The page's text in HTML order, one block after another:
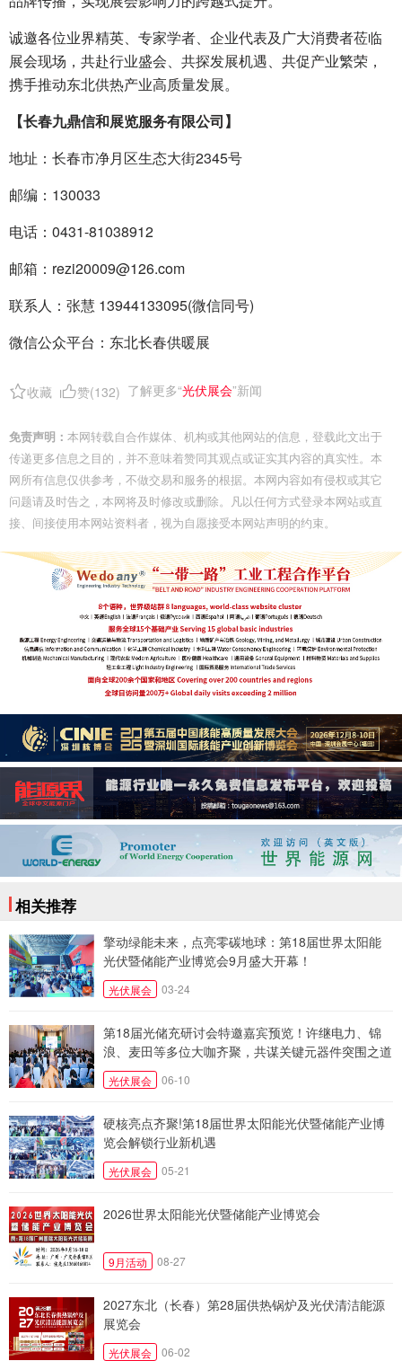
诚邀各位业界精英、专家学者、企业代表及广大消费者莅临
展会现场，共赴行业盛会、共探发展机遇、共促产业繁荣，
携手推动东北供热产业高质量发展。
【长春九鼎信和展览服务有限公司】
地址：长春市净月区生态大街2345号
邮编：130033
电话：0431-81038912
邮箱：rezi20009@126.com
联系人：张慧 13944133095(微信同号)
微信公众平台：东北长春供暖展
收藏 赞(132) 了解更多“光伏展会”新闻
免责声明： 本网转载自合作媒体、机构或其他网站的信息，登载此文出于
传递更多信息之目的，并不意味着赞同其观点或证实其内容的真实性。本
网所有信息仅供参考，不做交易和服务的根据。本网内容如有侵权或其它
问题请及时告之，本网将及时修改或删除。凡以任何方式登录本网站或直
接、间接使用本网站资料者，视为自愿接受本网站声明的约束。
相关推荐
擎动绿能未来，点亮零碳地球：第18届世界太阳能
光伏暨储能产业博览会9月盛大开幕！
光伏展会 03-24
第18届光储充研讨会特邀嘉宾预览！许继电力、锦
浪、麦田等多位大咖齐聚，共谋关键元器件突围之道
光伏展会 06-10
硬核亮点齐聚!第18届世界太阳能光伏暨储能产业博
览会解锁行业新机遇
光伏展会 05-21
2026世界太阳能光伏暨储能产业博览会
9月活动 08-27
2027东北（长春）第28届供热锅炉及光伏清洁能源
展览会
光伏展会 06-02